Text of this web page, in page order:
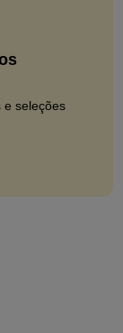
e seleções